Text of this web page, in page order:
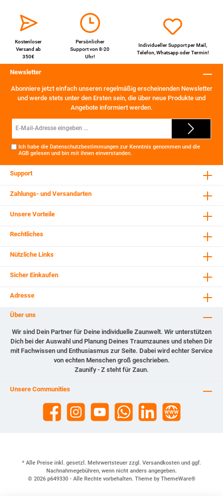
Kostenloser
Versand ab
350€
Persönlicher
Support von 8-20
Uhr!
Individueller Support perMail,
Telefon,WhatsappoderTermin!
Newsletter
Abonniere jetzt einfach unseren regelmäßig erscheinenden Newsletter
und werde stets unter den Ersten sein, die über neue Produkte und
Angebote informiert werden.
Ich habe die Datenschutzbestimmungen zur Kenntnis genommen und die
AGB gelesen und bin mit ihnen einverstanden.
Support
Zahlungs- und Versandarten
Unsere Vorteile
Rechtliches
Nützliche Links
Sicher Einkaufen
Adresse
Über uns
Wir sind Dein Partner für Deine individuelle Zaunwelt. Wir unterstützen
Dich bei der Auswahl und Planung Deines Traumzaunes und stehen Dir
mit Fachwissen und Enthusiasmus zur Seite. Dabei wird echter Service
von echten Menschen groß geschrieben.
Zaunify - Z steht für Zaun.
Unsere Communities
* Alle Preise inkl. gesetzl. Mehrwertsteuer zzgl. Versandkosten und ggf.
Nachnahmegebühren, wenn nicht anders angegeben.
© 2026 p649330 - Alle Rechte vorbehalten. Theme by ThemeWare®